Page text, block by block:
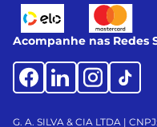
Acompanhe nas Redes
G. A. SILVA & CIA LTDA |